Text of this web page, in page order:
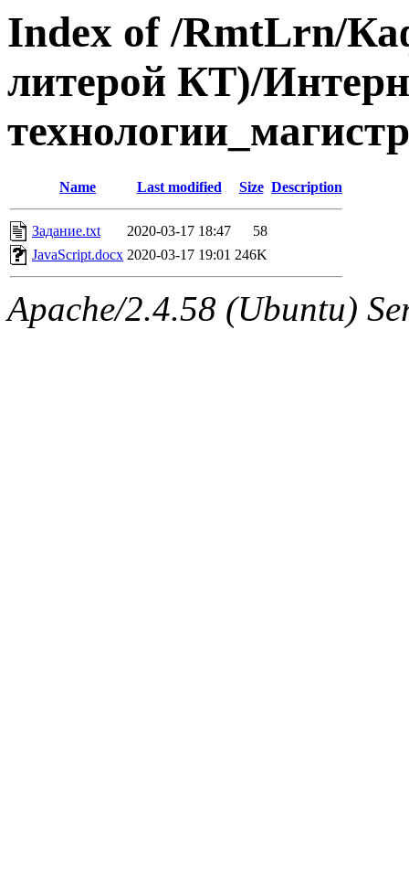
Index of /RmtLrn/
литерой КТ)/
Name Last modified Size Description
Задание.txt 2020-03-17 18:47
58
JavaScript.docx 2020-03-17 19:01 246K
Apache/2.4.58 (Ubuntu)